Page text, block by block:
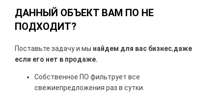
ДАННЫЙ ОБЪЕКТ ВАМ ПО НЕ
ПОДХОДИТ?
Поставьте задачу и мы найдем для вас бизнес,даже
если его нет в продаже.
Собственное ПО фильтрует все
свежиепредложения раз в сутки.